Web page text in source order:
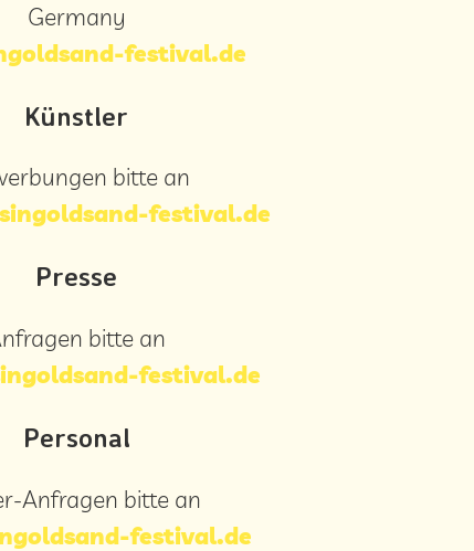
Germany
festival.de
Künstler
bitte an
festival.de
Presse
bitte an
festival.de
Personal
Anfragen bitte an
festival.de